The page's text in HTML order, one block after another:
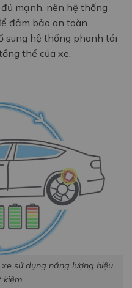
mạnh, nên hệ thống
đảm bảo an toàn.
sung hệ thống phanh tái
thể của xe.
sử dụng năng lượng hiệu
kiệm